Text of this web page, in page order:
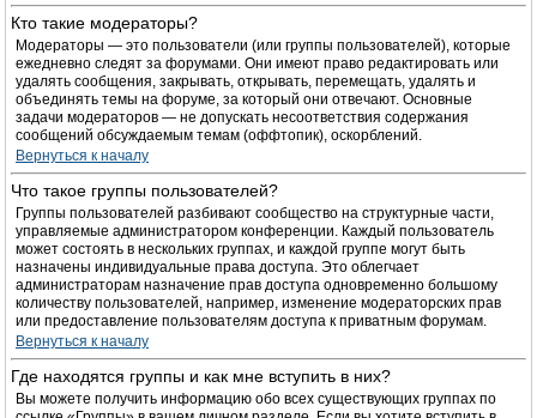
Кто такие модераторы?
Модераторы — это пользователи (или группы пользователей), которые
ежедневно следят за форумами. Они имеют право редактировать или
удалять сообщения, закрывать, открывать, перемещать, удалять и
объединять темы на форуме, за который они отвечают. Основные
задачи модераторов — не допускать несоответствия содержания
сообщений обсуждаемым темам (оффтопик), оскорблений.
Вернуться к началу
Что такое группы пользователей?
Группы пользователей разбивают сообщество на структурные части,
управляемые администратором конференции. Каждый пользователь
может состоять в нескольких группах, и каждой группе могут быть
назначены индивидуальные права доступа. Это облегчает
администраторам назначение прав доступа одновременно большому
количеству пользователей, например, изменение модераторских прав
или предоставление пользователям доступа к приватным форумам.
Вернуться к началу
Где находятся группы и как мне вступить в них?
Вы можете получить информацию обо всех существующих группах по